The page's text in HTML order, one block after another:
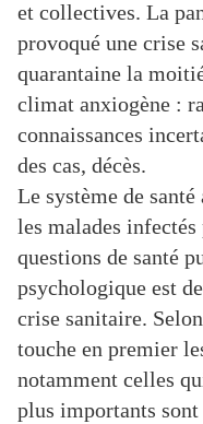
et collectives. La
provoqué une crise
quarantaine la
climat anxiogène :
connaissances
des cas, décès.
Le système de
les malades
questions de santé
psychologique est
crise sanitaire.
touche en premier
notamment celles
plus importants